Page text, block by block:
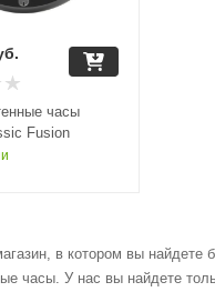
часы
Fusion
в котором вы найдете
часы. У нас вы найдете